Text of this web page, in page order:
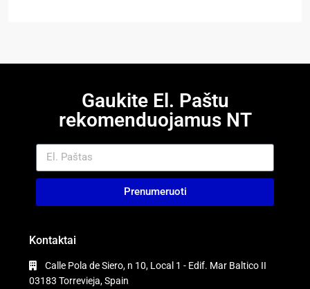
Gaukite El. Paštu
rekomenduojamus NT
Prenumeruoti
Kontaktai
Calle Pola de Siero, n 10, Local 1 - Edif. Mar Baltico II
03183 Torrevieja, Spain